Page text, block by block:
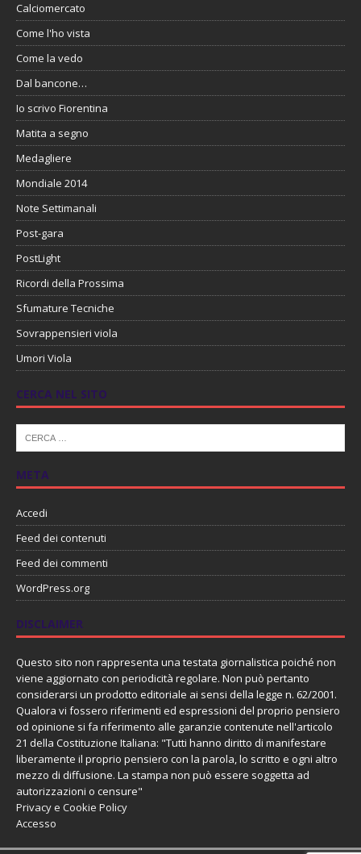
Calciomercato
Come l'ho vista
Come la vedo
Dal bancone…
Io scrivo Fiorentina
Matita a segno
Medagliere
Mondiale 2014
Note Settimanali
Post-gara
PostLight
Ricordi della Prossima
Sfumature Tecniche
Sovrappensieri viola
Umori Viola
CERCA NEL SITO
META
Accedi
Feed dei contenuti
Feed dei commenti
WordPress.org
DISCLAIMER
Questo sito non rappresenta una testata giornalistica poiché non
viene aggiornato con periodicità regolare. Non può pertanto
considerarsi un prodotto editoriale ai sensi della legge n. 62/2001.
Qualora vi fossero riferimenti ed espressioni del proprio pensiero
od opinione si fa riferimento alle garanzie contenute nell'articolo
21 della Costituzione Italiana: "Tutti hanno diritto di manifestare
liberamente il proprio pensiero con la parola, lo scritto e ogni altro
mezzo di diffusione. La stampa non può essere soggetta ad
autorizzazioni o censure"
Privacy e Cookie Policy
Accesso